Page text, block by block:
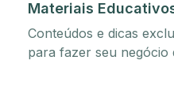
Materiais
Conteúdos e dicas
para fazer seu negócio